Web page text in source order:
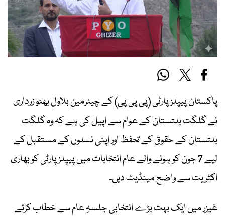
پاکستان پیپلز پارٹی (پی پی پی) کے چیئرمین بلاول بھٹو زرداری
نے گلگت بلتستان کے عوام سے اپیل کی ہے کہ وہ گلگت
بلتستان کے حقوق کے تحفظ اور اپنی نسلوں کے مستقبل کے
لیے 7 جون کو ہونے والے عام انتخابات میں پیپلز پارٹی کو بھاری
اکثریت سے واضح مینڈیٹ دیں۔
غیزر میں ایک بہت بڑے انتخابی جلسہِ عام سے خطاب کرتے